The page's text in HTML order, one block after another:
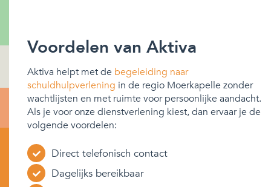
Voordelen van Aktiva
Aktiva helpt met de begeleiding naar
schuldhulpverlening in de regio Moerkapelle zonder
wachtlijsten en met ruimte voor persoonlijke aandacht.
Als je voor onze dienstverlening kiest, dan ervaar je de
volgende voordelen:
Direct telefonisch contact
Dagelijks bereikbaar